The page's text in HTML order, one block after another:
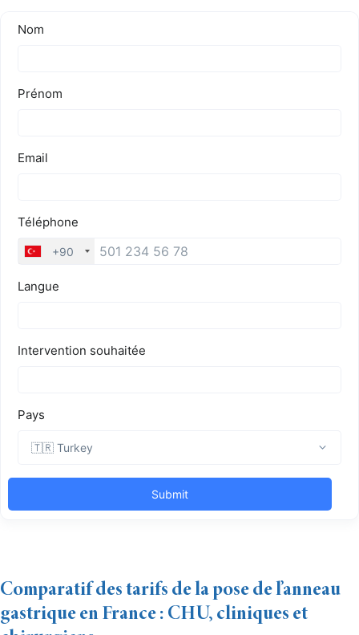
Comparatif des tarifs de la pose de l’anneau
gastrique en France : CHU, cliniques et